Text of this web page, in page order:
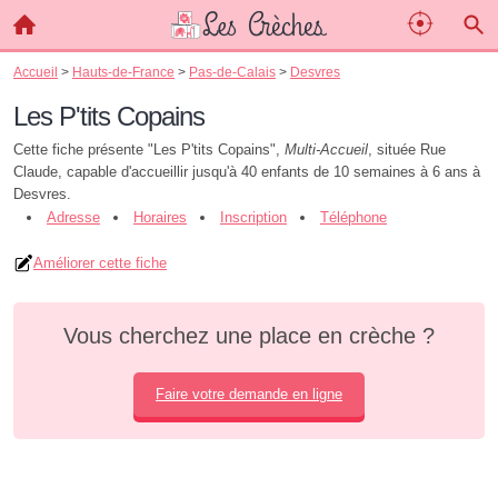
Accueil > Hauts-de-France > Pas-de-Calais > Desvres
Les P'tits Copains
Cette fiche présente "Les P'tits Copains", Multi-Accueil, située Rue
Claude, capable d'accueillir jusqu'à 40 enfants de 10 semaines à 6 ans à
Desvres.
Adresse
Horaires Inscription Téléphone
Améliorer cette fiche
Vous cherchez une place en crèche ?
Faire votre demande en ligne